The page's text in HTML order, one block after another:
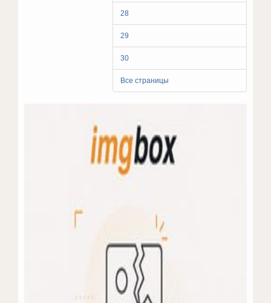
28
29
30
Все страницы